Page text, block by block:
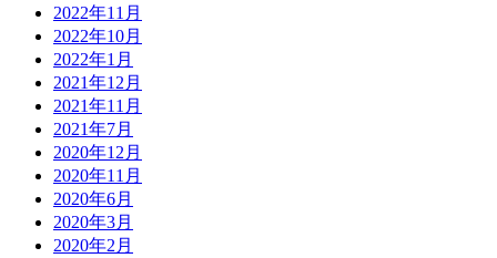
2022年11月
2022年10月
2022年1月
2021年12月
2021年11月
2021年7月
2020年12月
2020年11月
2020年6月
2020年3月
2020年2月